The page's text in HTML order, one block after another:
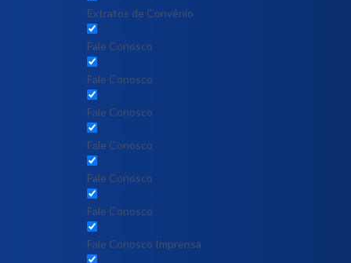
Extratos de Convênio
Fale Conosco
Fale Conosco
Fale Conosco
Fale Conosco
Fale Conosco
Fale Conosco
Fale Conosco Imprensa